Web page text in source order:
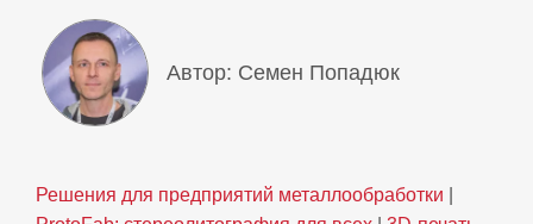
Автор: Семен Попадюк
Решения для предприятий металлообработки